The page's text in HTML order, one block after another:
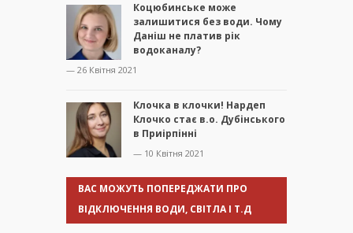
Коцюбинське може
залишитися без води. Чому
Даніш не платив рік
водоканалу?
— 26 Квітня 2021
Клочка в клочки! Нардеп
Клочко стає в.о. Дубінського
в Приірпінні
— 10 Квітня 2021
ВАС МОЖУТЬ ПОПЕРЕДЖАТИ ПРО
ВІДКЛЮЧЕННЯ ВОДИ, СВІТЛА І Т.Д